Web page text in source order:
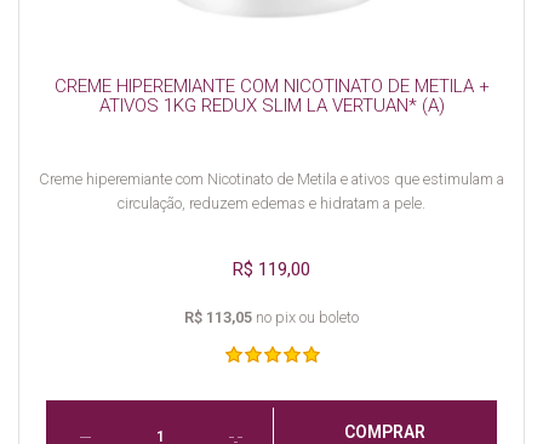
CREME HIPEREMIANTE COM NICOTINATO DE METILA +
ATIVOS 1KG REDUX SLIM LA VERTUAN* (A)
Creme hiperemiante com Nicotinato de Metila e ativos que estimulam a
circulação, reduzem edemas e hidratam a pele.
R$ 119,00
R$ 113,05 no pix ou boleto
COMPRAR